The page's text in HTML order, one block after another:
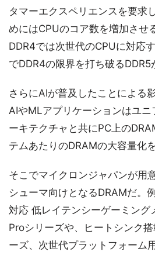
タマーエクスペリエンスを要求
めにはCPUのコア数を増加させ
DDR4では次世代のCPUに対応
でDDR4の限界を打ち破るDDR5
さらにAIが普及したことによる
AIやMLアプリケーションはユ
ーキテクチャと共にPC上の
テムあたりのDRAMの大容量化
そこでマイクロンジャパンが用
シューマ向けとなるDRAMだ。
対応 低レイテンシーゲーミング
Proシリーズや、ヒートシンク
ーズ、次世代プラットフォーム